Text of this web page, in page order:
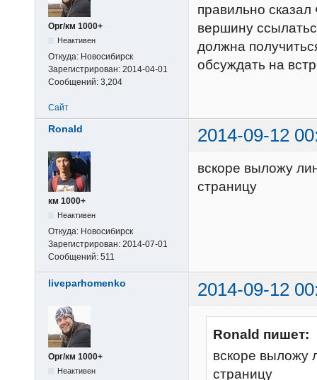
Орг/км 1000+
Неактивен
Откуда: Новосибирск
Зарегистрирован: 2014-04-01
Сообщений: 3,204
правильно
вершину
должна
обсуждать на
Сайт
Ronald 2014-09-12
км 1000+
Неактивен
Откуда: Новосибирск
Зарегистрирован: 2014-07-01
Сообщений: 511
вскоре выложу
страницу
liveparhomenko 2014-09-12
Орг/км 1000+
Неактивен
Ronald пишет:
вскоре выложу
страницу